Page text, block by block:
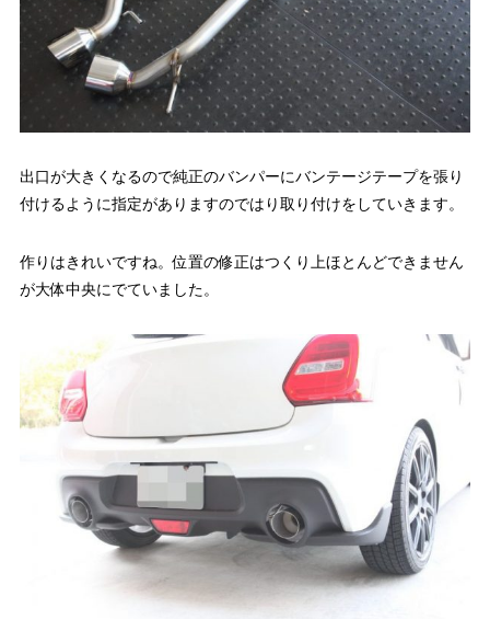
出口が大きくなるので純正のバンパーにバンテージテープを張り
付けるように指定がありますのではり取り付けをしていきます。
作りはきれいですね。位置の修正はつくり上ほとんどできません
が大体中央にでていました。